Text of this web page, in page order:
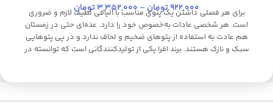
922,000تومان –
3,352,000تومان
برای هر فصلی داشتن یک پتوی مناسب با الیافی لطیف لازم و ضروری
است. هر شخصی عادات به‌خصوص خود را دارد. عده‌ای حتی در زمستان
هم عادت به استفاده از پتوهای ضخیم و لحاف ندارد و در پی پتوهایی
سبک و نازک هستند. برند افرا یکی از تولیدکنندگانی است که توانسته در
روبالشی و پتوی TV را تولید و روانه‌ی بازار کرده است. برخی از محصولات
افرا دولایه هستند و می‌توانید برای فصول سرد سال از آن‌ها استفاده